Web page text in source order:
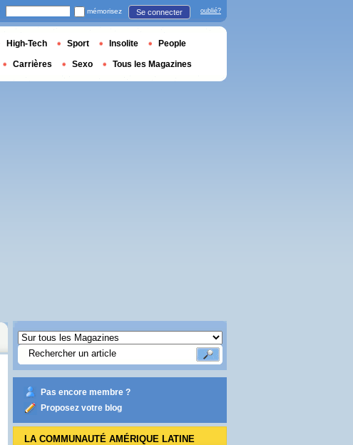
Pas encore membre ?
Proposez votre blog
LA COMMUNAUTÉ AMÉRIQUE LATINE
mémorisez Se connecter oublié?
High-Tech Sport Insolite People
Carrières Sexo Tous les Magazines